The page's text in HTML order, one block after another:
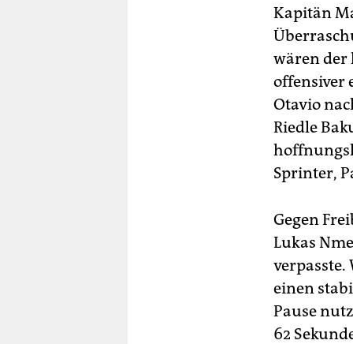
Kapitän
wären der
offensiver
Otavio
Riedle
Sprinter,
Gegen
Lukas
verpasste.
einen
Pause
62